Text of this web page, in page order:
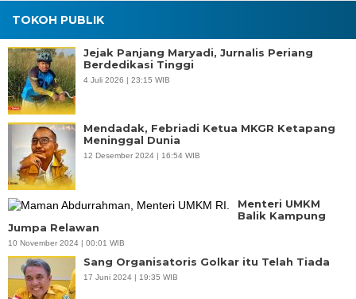
TOKOH PUBLIK
Jejak Panjang Maryadi, Jurnalis Periang
Berdedikasi Tinggi
4 Juli 2026 | 23:15 WIB
Mendadak, Febriadi Ketua MKGR Ketapang
Meninggal Dunia
12 Desember 2024 | 16:54 WIB
Menteri UMKM
Balik Kampung
Jumpa Relawan
10 November 2024 | 00:01 WIB
Sang Organisatoris Golkar itu Telah Tiada
17 Juni 2024 | 19:35 WIB